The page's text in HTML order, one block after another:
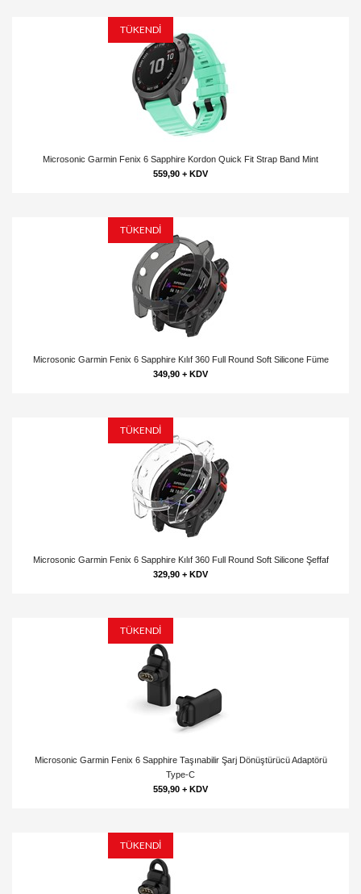
TÜKENDİ
Microsonic Garmin Fenix 6 Sapphire Kordon Quick Fit Strap Band Mint
559,90 + KDV
TÜKENDİ
Microsonic Garmin Fenix 6 Sapphire Kılıf 360 Full Round Soft Silicone Füme
349,90 + KDV
TÜKENDİ
Microsonic Garmin Fenix 6 Sapphire Kılıf 360 Full Round Soft Silicone Şeffaf
329,90 + KDV
TÜKENDİ
Microsonic Garmin Fenix 6 Sapphire Taşınabilir Şarj Dönüştürücü Adaptörü
Type-C
559,90 + KDV
TÜKENDİ